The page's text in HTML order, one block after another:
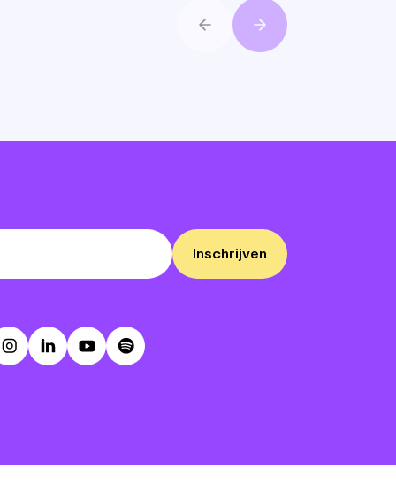
VorigeVolgende
Inschrijven
Instagram
LinkedInYoutubeSpotify